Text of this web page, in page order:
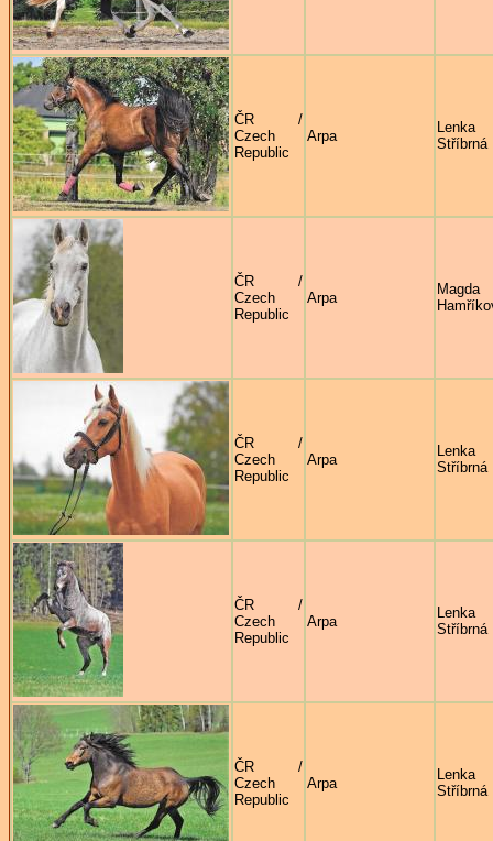
ČR /
Czech
Republic
Arpa
Lenka
Stříbrná
ČR /
Czech
Republic
Arpa
Magda
ČR /
Czech
Republic
Arpa
Lenka
Stříbrná
ČR /
Czech
Republic
Arpa
Lenka
Stříbrná
ČR /
Czech
Republic
Arpa
Lenka
Stříbrná